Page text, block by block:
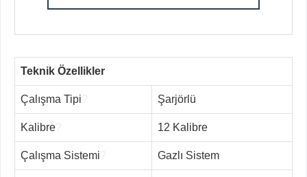
Teknik Özellikler
Çalışma Tipi Şarjörlü
Kalibre 12 Kalibre
Çalışma Sistemi Gazlı Sistem